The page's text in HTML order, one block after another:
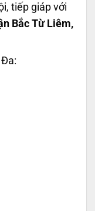
tiếp giáp với
Bắc Từ Liêm,